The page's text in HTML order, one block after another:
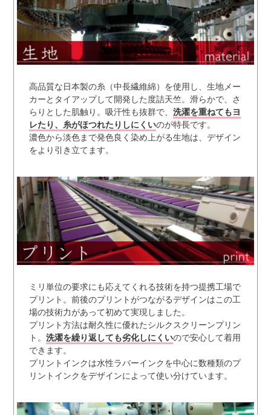
高品質な日本製の糸（中長繊維綿）を使用し、生地メー
カーとタイアップして開発した度詰天竺。滑らかで、さ
らりとした肌触り。吸汗性も抜群で、 洗濯を重ねてもヨ
レたり、糸がほつれたりしにくいのが特長です。
濃色から淡色まで発色良く染め上がる生地は、デザイン
をより引き立てます。
ミリ単位の要求にも応えてくれる技術を持つ提携工場で
プリント。前後のプリントがつながるデザインはこの工
場の技術力があって初めて実現しました。
プリント方法は耐久性に優れたシルクスクリーンプリン
ト。 洗濯を繰り返しても劣化しにくいので安心して着用
できます。
プリントインクは水性ラバーインクを中心に数種類のプ
リントインクをデザインによって使い分けています。